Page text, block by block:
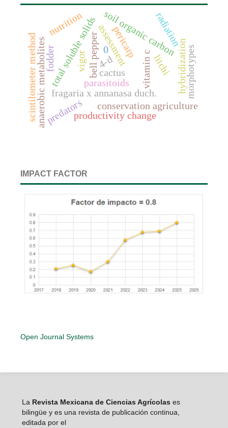
fragaria x annanasa duch.
anaerobic metabolitestotal soluble solids vitamin c
conservation agriculture
soil organic carbon
bell pepper
scintilometer method predators
parasitoids
assessment
productivity change
hybridizationmorphotypes
litchi
nutrition
pericarp radiation
vigor
cactus
0
4-d
fodder
IMPACT FACTOR
Open Journal Systems
LaRevista Mexicana de Ciencias Agrícolas es
bilingüe y es una revista de publicación continua,
editada por el